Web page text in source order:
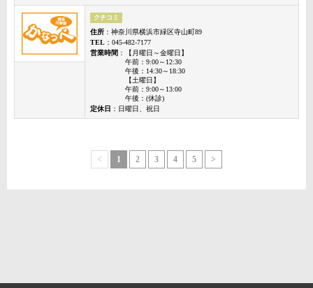
クチコミ
住所 ：神奈川県横浜市緑区寺山町89
TEL ：045-482-7177
営業時間 ：【月曜日～金曜日】
午前：9:00～12:30
午後：14:30～18:30
【土曜日】
午前：9:00～13:00
午後：(休診)
定休日 ：日曜日、祝日
< 1 2 3 4 5 >